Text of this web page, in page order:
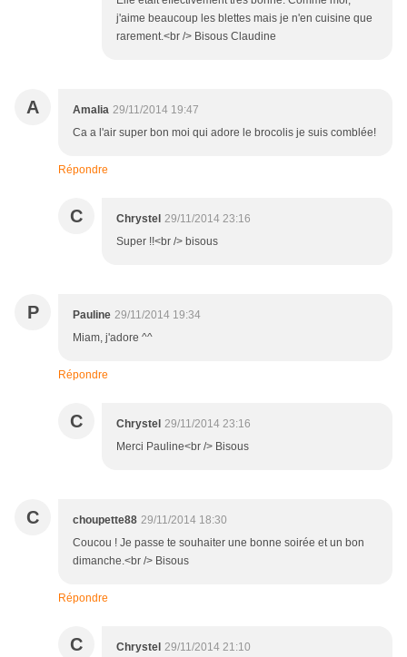
j'aime beaucoup les blettes mais je n'en cuisine que
rarement.<br /> Bisous Claudine
A Amalia 29/11/2014 19:47
Ca a l'air super bon moi qui adore le brocolis je suis comblée!
Répondre
C Chrystel 29/11/2014 23:16
Super !!<br /> bisous
P Pauline 29/11/2014 19:34
Miam, j'adore ^^
Répondre
C Chrystel 29/11/2014 23:16
Merci Pauline<br /> Bisous
C choupette88 29/11/2014 18:30
Coucou ! Je passe te souhaiter une bonne soirée et un bon
dimanche.<br /> Bisous
Répondre
C Chrystel 29/11/2014 21:10